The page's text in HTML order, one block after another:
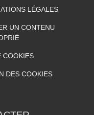
LÉGALES
UN CONTENU
COOKIES
DES COOKIES